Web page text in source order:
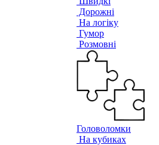
Дорожні
На логіку
Гумор
Розмовні
Головоломки
На кубиках